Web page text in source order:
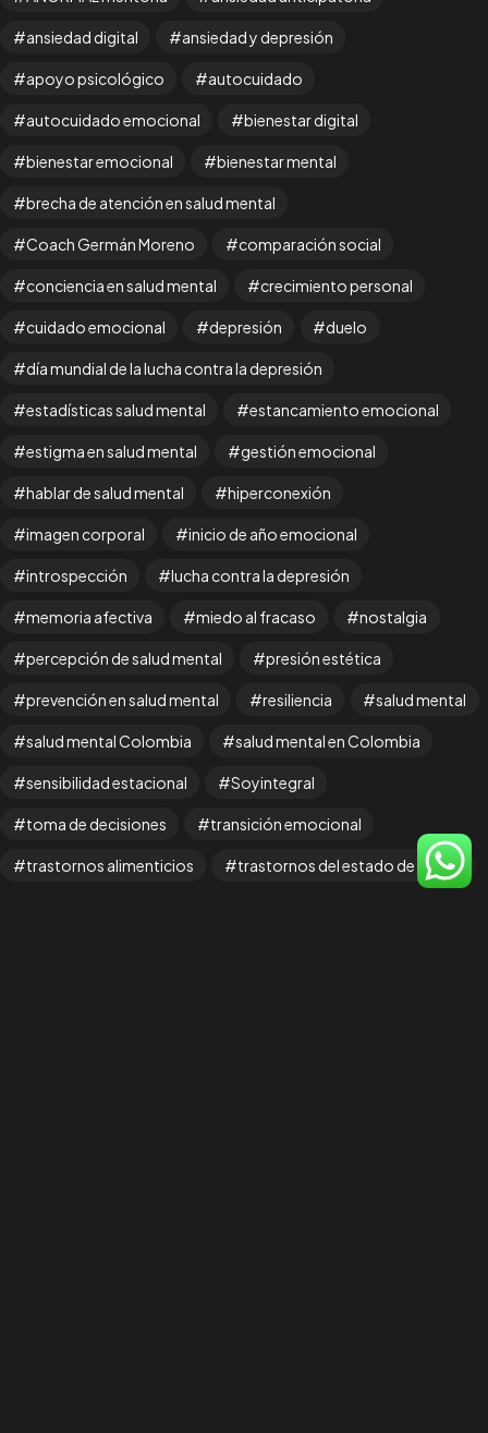
ansiedad digital ansiedad y depresión
apoyo psicológico autocuidado
autocuidado emocional bienestar digital
bienestar emocional bienestar mental
brecha de atención en salud mental
Coach Germán Moreno comparación social
conciencia en salud mental crecimiento personal
cuidado emocional depresión duelo
día mundial de la lucha contra la depresión
estadísticas salud mental estancamiento emocional
estigma en salud mental gestión emocional
hablar de salud mental hiperconexión
imagen corporal inicio de año emocional
introspección lucha contra la depresión
memoria afectiva miedo al fracaso nostalgia
percepción de salud mental presión estética
prevención en salud mental resiliencia salud mental
salud mental Colombia salud mental en Colombia
sensibilidad estacional Soyintegral
toma de decisiones transición emocional
trastornos alimenticios trastornos del estado de ánimo
ven yúnete
a la
©2025 Soy Integral SAS, All Rights Reserved.